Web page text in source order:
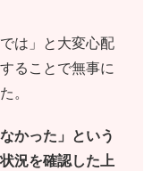
は」と大変心配
ることで無事に
。
かった」という
況を確認した上